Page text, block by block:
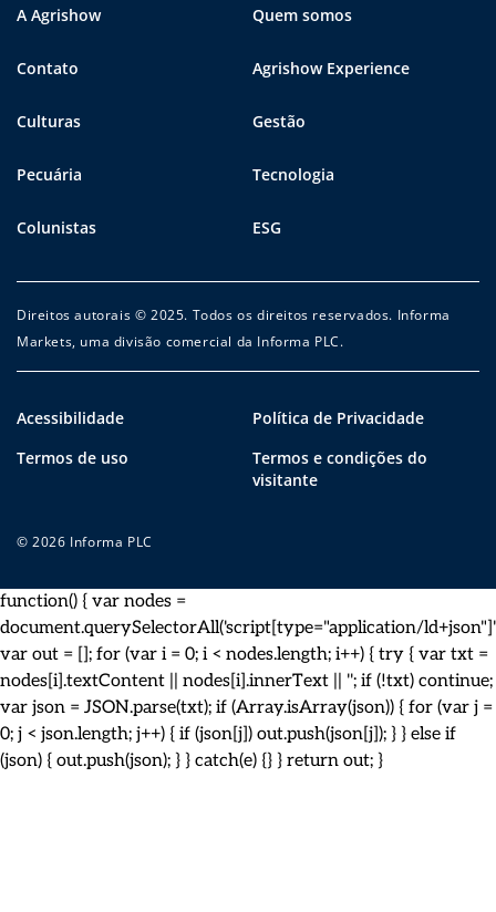
A Agrishow Quem somos
Contato Agrishow Experience
Culturas Gestão
Pecuária Tecnologia
Colunistas ESG
Direitos autorais © 2025. Todos os direitos reservados. Informa
Markets, uma divisão comercial da Informa PLC.
Acessibilidade
Política de Privacidade
Termos de uso
Termos e condições do
visitante
© 2026 Informa PLC
function() { var nodes =
document.querySelectorAll('script[type="application/
var out = []; for (var i = 0; i < nodes.length; i++) { try { var txt =
nodes[i].textContent || nodes[i].innerText || ''; if (!txt) continue;
var json = JSON.parse(txt); if (Array.isArray(json)) { for (var j =
0; j < json.length; j++) { if (json[j]) out.push(json[j]); } } else if
(json) { out.push(json); } } catch(e) {} } return out; }